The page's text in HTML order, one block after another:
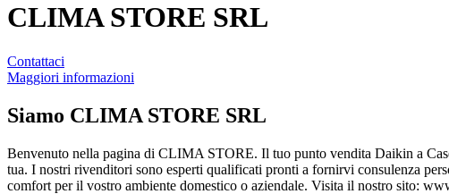
CLIMA STORE SRL
Contattaci
Maggiori informazioni
Siamo CLIMA STORE SRL
Benvenuto nella pagina di CLIMA STORE. Il tuo punto vendita Daikin a
tua. I nostri rivenditori sono esperti qualificati pronti a fornirvi consulenza
comfort per il vostro ambiente domestico o aziendale. Visita il nostro sito: